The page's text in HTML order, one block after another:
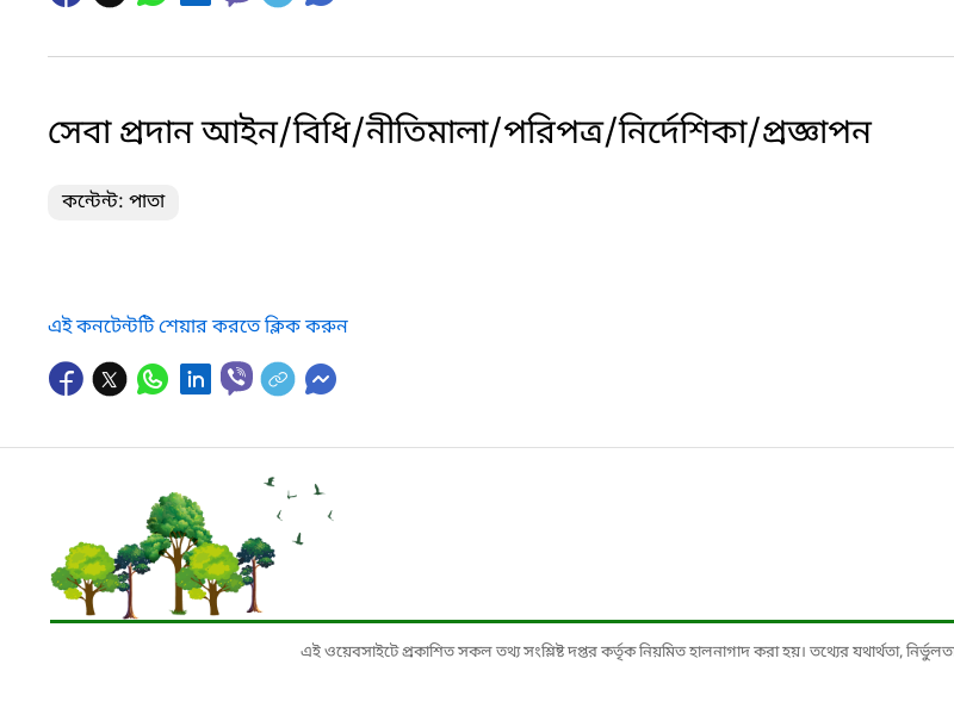
সেবা প্রদান আইন/বিধি/নীতিমালা/পরিপত্র/নির্দেশিকা/প্রজ্ঞাপন
কন্টেন্ট: পাতা
এই কনটেন্টটি শেয়ার করতে ক্লিক করুন
এই ওয়েবসাইটে প্রকাশিত সকল তথ্য সংশ্লিষ্ট দপ্তর কর্তৃক নিয়মিত হালনাগাদ করা হয়। তথ্যের যথার্থতা, নির্ভুলতা